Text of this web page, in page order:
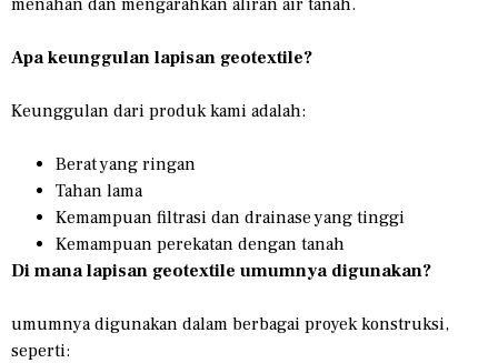
Apa keunggulan lapisan geotextile?
Keunggulan dari produk kami adalah:
Berat yang ringan
Tahan lama
Kemampuan filtrasi dan drainase yang tinggi
Kemampuan perekatan dengan tanah
Di mana lapisan geotextile umumnya digunakan?
umumnya digunakan dalam berbagai proyek konstruksi,
seperti: